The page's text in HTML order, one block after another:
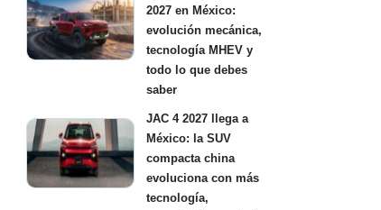
2027 en México:
evolución mecánica,
tecnología MHEV y
todo lo que debes
saber
JAC 4 2027 llega a
México: la SUV
compacta china
evoluciona con más
tecnología,